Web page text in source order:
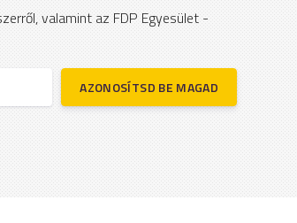
valamint az FDP Egyesület -
AZONOSÍTSD BE MAGAD